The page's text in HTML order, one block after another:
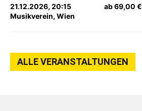
21.12.2026, 20:15
Musikverein, Wien
ab 69,00 €
ALLE VERANSTALTUNGEN